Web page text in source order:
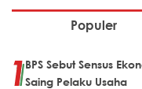
Populer
BPS Sebut Sensus
Saing Pelaku Usaha